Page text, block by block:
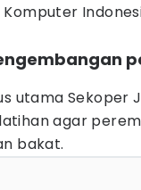
utama Sekoper
agar
bakat.